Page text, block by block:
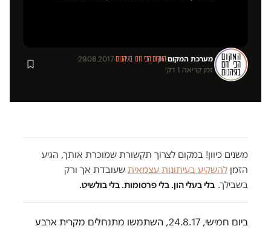
מערכת המקום·המקום הכי חם בגיהנום·
29.08.2017
·
זמן קריאה 1 דק׳
משנים כיוון! במקום לצרוך תקשורת שמוכרת אותך, הגיע
הזמן להשקיע בעיתונות עצמאית שעובדת אך ורק
בשבילך. בלי בעלי הון. בלי פרסומות. בלי בולשיט.
ביום חמישי, 24.8.17, השתמשו מתנחלים מקרית ארבע